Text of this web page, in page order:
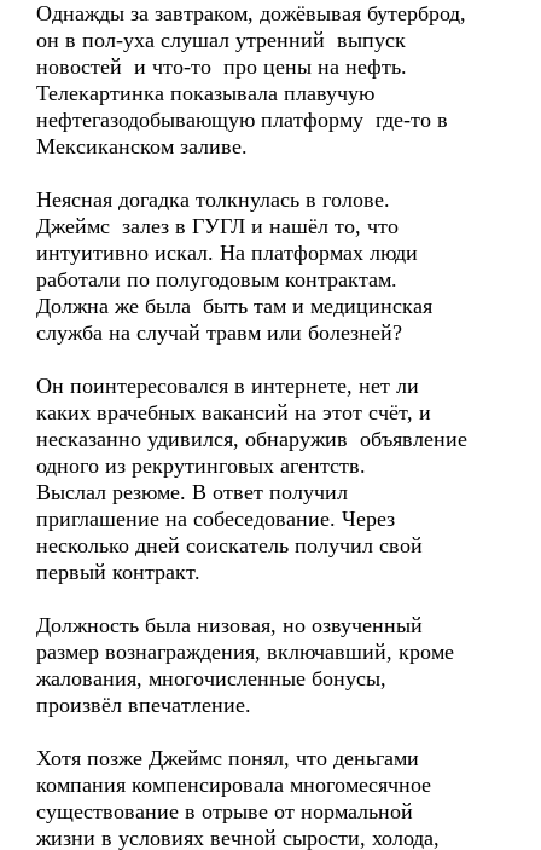
Однажды за завтраком, дожёвывая бутерброд,
он в пол-уха слушал утренний выпуск
новостей и что-то про цены на нефть.
Телекартинка показывала плавучую
нефтегазодобывающую платформу где-то в
Мексиканском заливе.
Неясная догадка толкнулась в голове.
Джеймс залез в ГУГЛ и нашёл то, что
интуитивно искал. На платформах люди
работали по полугодовым контрактам.
Должна же была быть там и медицинская
служба на случай травм или болезней?
Он поинтересовался в интернете, нет ли
каких врачебных вакансий на этот счёт, и
несказанно удивился, обнаружив объявление
одного из рекрутинговых агентств.
Выслал резюме. В ответ получил
приглашение на собеседование. Через
несколько дней соискатель получил свой
первый контракт.
Должность была низовая, но озвученный
размер вознаграждения, включавший, кроме
жалования, многочисленные бонусы,
произвёл впечатление.
Хотя позже Джеймс понял, что деньгами
компания компенсировала многомесячное
существование в отрыве от нормальной
жизни в условиях вечной сырости, холода,